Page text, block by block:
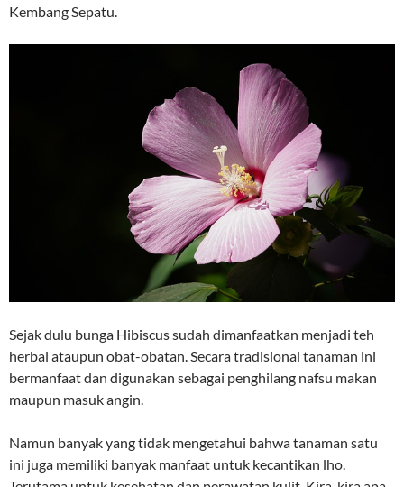
Kembang Sepatu.
Sejak dulu bunga Hibiscus sudah dimanfaatkan menjadi teh
herbal ataupun obat-obatan. Secara tradisional tanaman ini
bermanfaat dan digunakan sebagai penghilang nafsu makan
maupun masuk angin.
Namun banyak yang tidak mengetahui bahwa tanaman satu
ini juga memiliki banyak manfaat untuk kecantikan lho.